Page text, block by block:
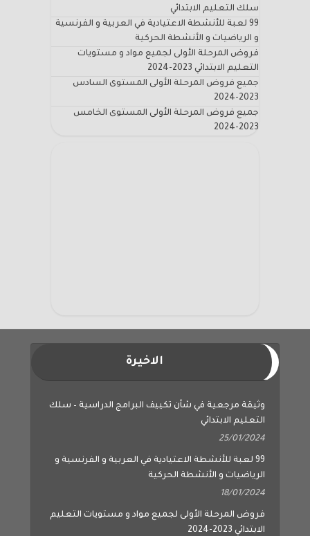
سلك التعليم الابتدائي
99 لعبة للأنشطة الاعتيادية في العربية و الفرنسية
و الرياضيات و الأنشطة الحركية
فروض المرحلة الأولى لجميع مواد و مستويات
التعليم الابتدائي 2023-2024
جميع فروض المرحلة الأولى المستوى السادس
2023-2024
جميع فروض المرحلة الأولى المستوى الخامس
2023-2024
الاخيرة
وثيقة مرجعية في شأن تكييف البرامج الدراسية – سلك
التعليم الابتدائي
25/01/2024
99 لعبة للأنشطة الاعتيادية في العربية و الفرنسية و
الرياضيات و الأنشطة الحركية
18/01/2024
فروض المرحلة الأولى لجميع مواد و مستويات التعليم
الابتدائي 2023-2024